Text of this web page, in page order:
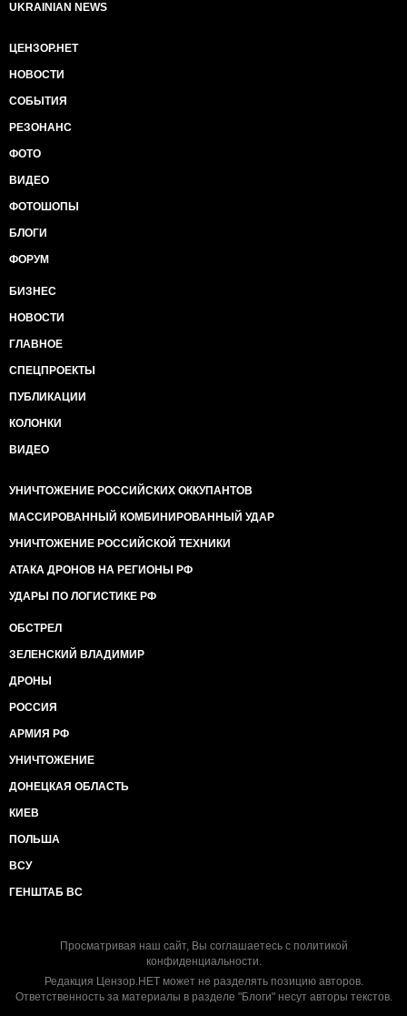
UKRAINIAN NEWS
ЦЕНЗОР.НЕТ
НОВОСТИ
СОБЫТИЯ
РЕЗОНАНС
ФОТО
ВИДЕО
ФОТОШОПЫ
БЛОГИ
ФОРУМ
БИЗНЕС
НОВОСТИ
ГЛАВНОЕ
СПЕЦПРОЕКТЫ
ПУБЛИКАЦИИ
КОЛОНКИ
ВИДЕО
УНИЧТОЖЕНИЕ РОССИЙСКИХ ОККУПАНТОВ
МАССИРОВАННЫЙ КОМБИНИРОВАННЫЙ УДАР
УНИЧТОЖЕНИЕ РОССИЙСКОЙ ТЕХНИКИ
АТАКА ДРОНОВ НА РЕГИОНЫ РФ
УДАРЫ ПО ЛОГИСТИКЕ РФ
ОБСТРЕЛ
ЗЕЛЕНСКИЙ ВЛАДИМИР
ДРОНЫ
РОССИЯ
АРМИЯ РФ
УНИЧТОЖЕНИЕ
ДОНЕЦКАЯ ОБЛАСТЬ
КИЕВ
ПОЛЬША
ВСУ
ГЕНШТАБ ВС
Просматривая наш сайт, Вы соглашаетесь с политикой
конфиденциальности.
Редакция Цензор.НЕТ может не разделять позицию авторов.
Ответственность за материалы в разделе "Блоги" несут авторы текстов.